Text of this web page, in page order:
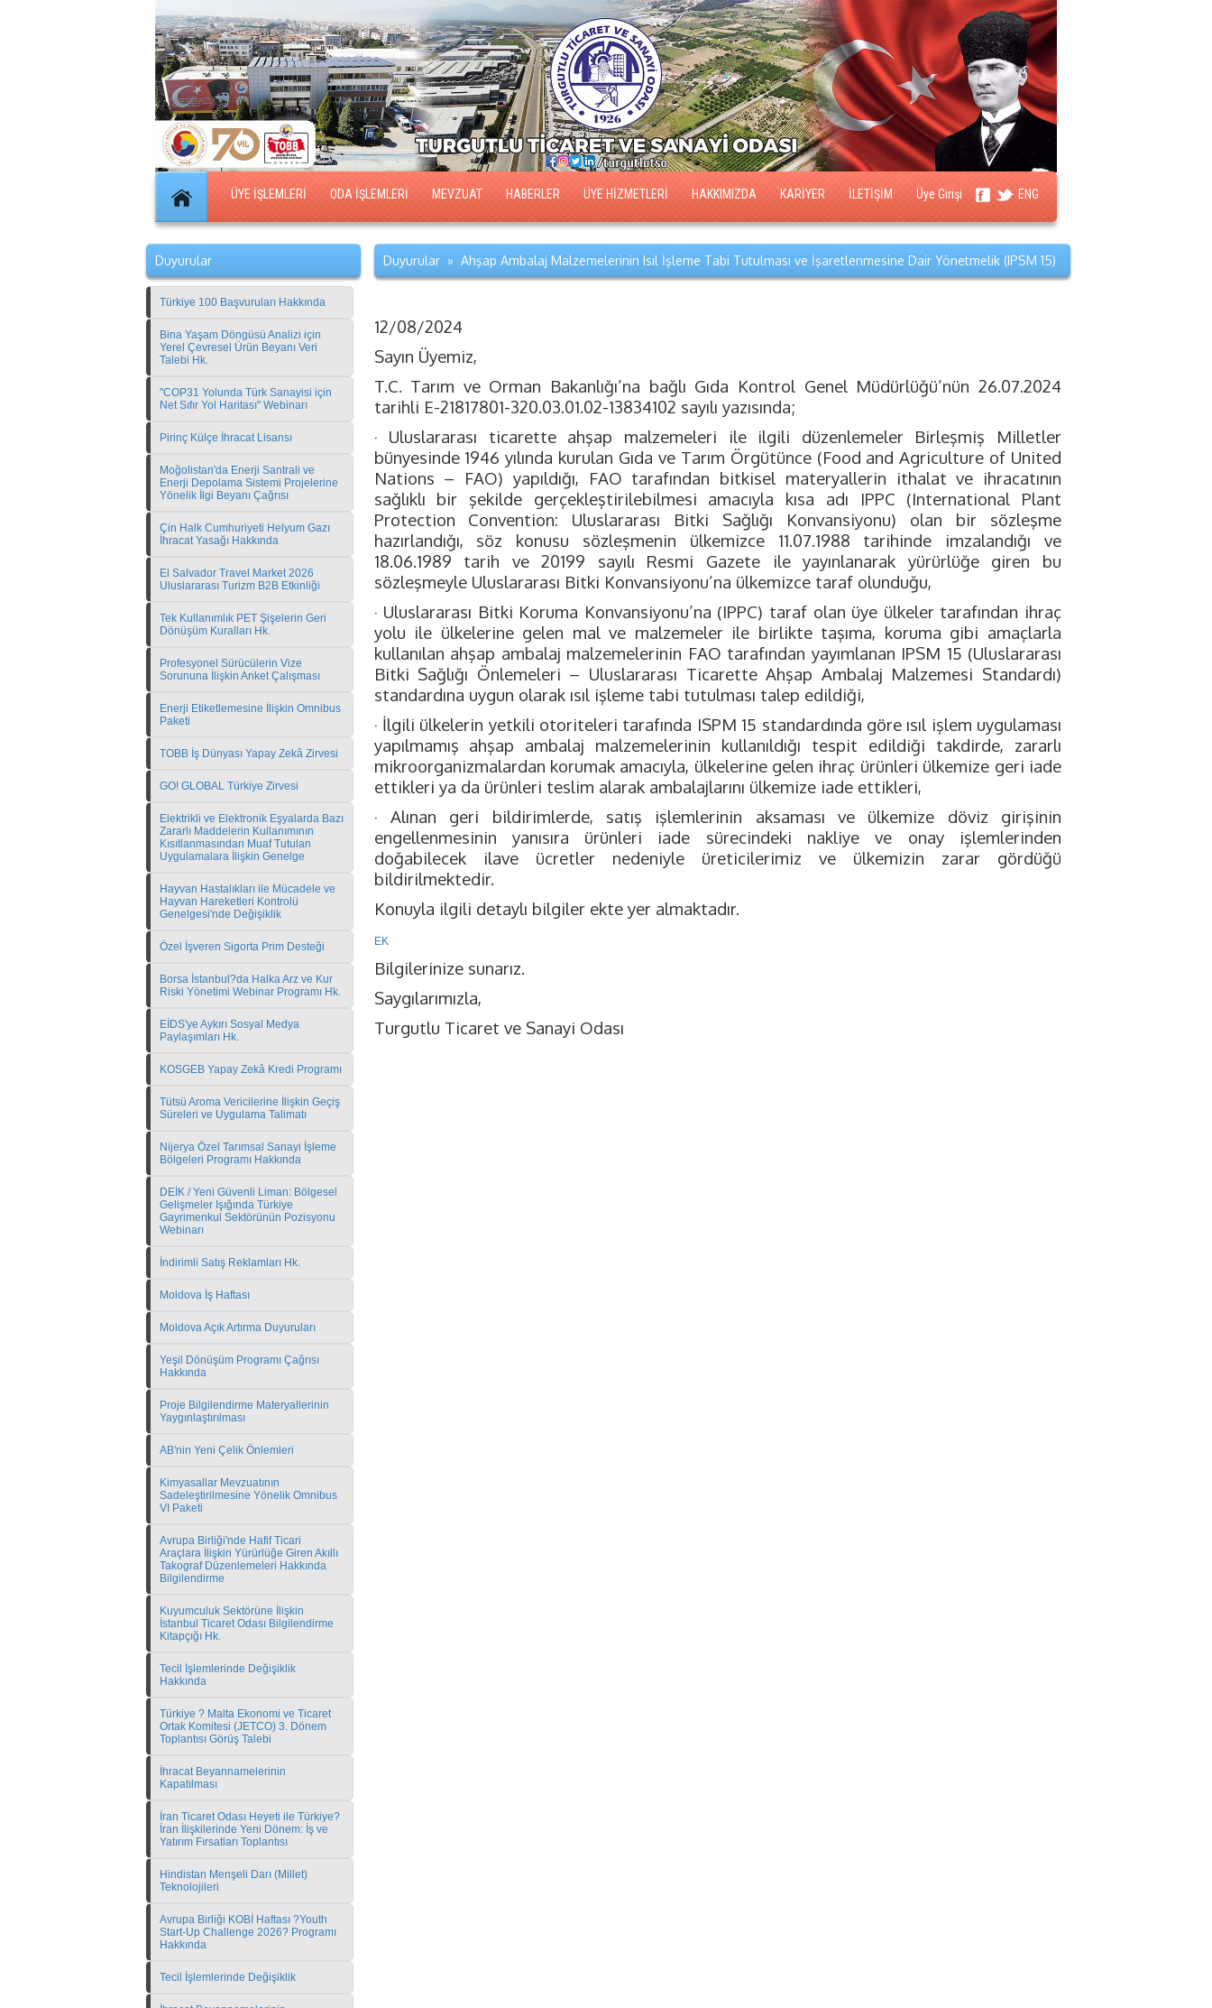
ÜYE İŞLEMLERİ ODA İŞLEMLERİ MEVZUAT HABERLER ÜYE HİZMETLERİ HAKKIMIZDA KARİYER İLETİŞİM Üye Girişi ENG
Duyurular
Türkiye 100 Başvuruları Hakkında
Bina Yaşam Döngüsü Analizi için
Yerel Çevresel Ürün Beyanı Veri
Talebi Hk.
"COP31 Yolunda Türk Sanayisi için
Net Sıfır Yol Haritası" Webinarı
Pirinç Külçe İhracat Lisansı
Moğolistan'da Enerji Santrali ve
Enerji Depolama Sistemi Projelerine
Yönelik İlgi Beyanı Çağrısı
Çin Halk Cumhuriyeti Helyum Gazı
İhracat Yasağı Hakkında
El Salvador Travel Market 2026
Uluslararası Turizm B2B Etkinliği
Tek Kullanımlık PET Şişelerin Geri
Dönüşüm Kuralları Hk.
Profesyonel Sürücülerin Vize
Sorununa İlişkin Anket Çalışması
Enerji Etiketlemesine İlişkin Omnibus
Paketi
TOBB İş Dünyası Yapay Zekâ Zirvesi
GO! GLOBAL Türkiye Zirvesi
Elektrikli ve Elektronik Eşyalarda Bazı
Zararlı Maddelerin Kullanımının
Kısıtlanmasından Muaf Tutulan
Uygulamalara İlişkin Genelge
Hayvan Hastalıkları ile Mücadele ve
Hayvan Hareketleri Kontrolü
Genelgesi'nde Değişiklik
Özel İşveren Sigorta Prim Desteği
Borsa İstanbul?da Halka Arz ve Kur
Riski Yönetimi Webinar Programı Hk.
EİDS'ye Aykırı Sosyal Medya
Paylaşımları Hk.
KOSGEB Yapay Zekâ Kredi Programı
Tütsü Aroma Vericilerine İlişkin Geçiş
Süreleri ve Uygulama Talimatı
Nijerya Özel Tarımsal Sanayi İşleme
Bölgeleri Programı Hakkında
DEİK / Yeni Güvenli Liman: Bölgesel
Gelişmeler Işığında Türkiye
Gayrimenkul Sektörünün Pozisyonu
Webinarı
İndirimli Satış Reklamları Hk.
Moldova İş Haftası
Moldova Açık Artırma Duyuruları
Yeşil Dönüşüm Programı Çağrısı
Hakkında
Proje Bilgilendirme Materyallerinin
Yaygınlaştırılması
AB'nin Yeni Çelik Önlemleri
Kimyasallar Mevzuatının
Sadeleştirilmesine Yönelik Omnibus
VI Paketi
Avrupa Birliği'nde Hafif Ticari
Araçlara İlişkin Yürürlüğe Giren Akıllı
Takograf Düzenlemeleri Hakkında
Bilgilendirme
Kuyumculuk Sektörüne İlişkin
İstanbul Ticaret Odası Bilgilendirme
Kitapçığı Hk.
Tecil İşlemlerinde Değişiklik
Hakkında
Türkiye ? Malta Ekonomi ve Ticaret
Ortak Komitesi (JETCO) 3. Dönem
Toplantısı Görüş Talebi
İhracat Beyannamelerinin
Kapatılması
İran Ticaret Odası Heyeti ile Türkiye?
İran İlişkilerinde Yeni Dönem: İş ve
Yatırım Fırsatları Toplantısı
Hindistan Menşeli Darı (Millet)
Teknolojileri
Avrupa Birliği KOBİ Haftası ?Youth
Start-Up Challenge 2026? Programı
Hakkında
Tecil İşlemlerinde Değişiklik
Duyurular » Ahşap Ambalaj Malzemelerinin Isıl İşleme Tabi Tutulması ve İşaretlenmesine Dair Yönetmelik (IPSM 15)
12/08/2024
Sayın Üyemiz,
T.C. Tarım ve Orman Bakanlığı’na bağlı Gıda Kontrol Genel Müdürlüğü’nün 26.07.2024
tarihli E-21817801-320.03.01.02-13834102 sayılı yazısında;
· Uluslararası ticarette ahşap malzemeleri ile ilgili düzenlemeler Birleşmiş Milletler
bünyesinde 1946 yılında kurulan Gıda ve Tarım Örgütünce (Food and Agriculture of United
Nations – FAO) yapıldığı, FAO tarafından bitkisel materyallerin ithalat ve ihracatının
sağlıklı bir şekilde gerçekleştirilebilmesi amacıyla kısa adı IPPC (International Plant
Protection Convention: Uluslararası Bitki Sağlığı Konvansiyonu) olan bir sözleşme
hazırlandığı, söz konusu sözleşmenin ülkemizce 11.07.1988 tarihinde imzalandığı ve
18.06.1989 tarih ve 20199 sayılı Resmi Gazete ile yayınlanarak yürürlüğe giren bu
sözleşmeyle Uluslararası Bitki Konvansiyonu’na ülkemizce taraf olunduğu,
· Uluslararası Bitki Koruma Konvansiyonu’na (IPPC) taraf olan üye ülkeler tarafından ihraç
yolu ile ülkelerine gelen mal ve malzemeler ile birlikte taşıma, koruma gibi amaçlarla
kullanılan ahşap ambalaj malzemelerinin FAO tarafından yayımlanan IPSM 15 (Uluslararası
Bitki Sağlığı Önlemeleri – Uluslararası Ticarette Ahşap Ambalaj Malzemesi Standardı)
standardına uygun olarak ısıl işleme tabi tutulması talep edildiği,
· İlgili ülkelerin yetkili otoriteleri tarafında ISPM 15 standardında göre ısıl işlem uygulaması
yapılmamış ahşap ambalaj malzemelerinin kullanıldığı tespit edildiği takdirde, zararlı
mikroorganizmalardan korumak amacıyla, ülkelerine gelen ihraç ürünleri ülkemize geri iade
ettikleri ya da ürünleri teslim alarak ambalajlarını ülkemize iade ettikleri,
· Alınan geri bildirimlerde, satış işlemlerinin aksaması ve ülkemize döviz girişinin
engellenmesinin yanısıra ürünleri iade sürecindeki nakliye ve onay işlemlerinden
doğabilecek ilave ücretler nedeniyle üreticilerimiz ve ülkemizin zarar gördüğü
bildirilmektedir.
Konuyla ilgili detaylı bilgiler ekte yer almaktadır.
EK
Bilgilerinize sunarız.
Saygılarımızla,
Turgutlu Ticaret ve Sanayi Odası